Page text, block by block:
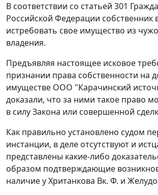
В соответствии со статьей 301
Российской Федерации собственник
истребовать свое имущество из
владения.
Предъявляя настоящее исковое
признании права собственности на
имуществе ООО "Карачинский
доказали, что за ними такое право
в силу Закона или совершенной
Как правильно установлено судом
инстанции, в деле отсутствуют и
представлены какие-либо
образом подтверждающие
наличие у Хританкова Вк. Ф. и